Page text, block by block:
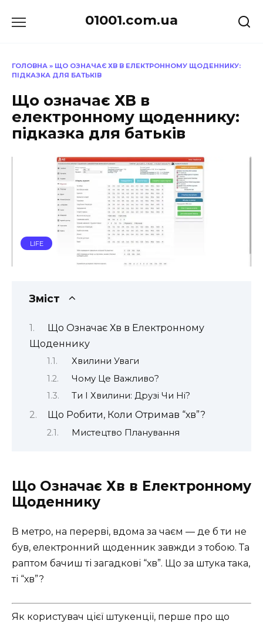
до
01001.com.ua
ГОЛОВНА » ЩО ОЗНАЧАЄ ХВ В ЕЛЕКТРОННОМУ ЩОДЕННИКУ:
ПІДКАЗКА ДЛЯ БАТЬКІВ
Що означає ХВ в
електронному щоденнику:
підказка для батьків
LIFE
Зміст
Що Означає Хв в Електронному
Щоденнику
Хвилини Уваги
Чому Це Важливо?
Ти І Хвилини: Друзі Чи Ні?
Що Робити, Коли Отримав “хв”?
Мистецтво Планування
Що Означає Хв в Електронному
Щоденнику
В метро, на перерві, вдома за чаєм — де б ти не
був, електронний щоденник завжди з тобою. Та
раптом бачиш ті загадкові “хв”. Що за штука така,
ті “хв”?
Як користувач цієї штукенції, перше про що